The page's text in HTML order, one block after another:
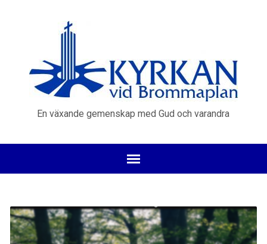
En växande gemenskap med Gud och varandra